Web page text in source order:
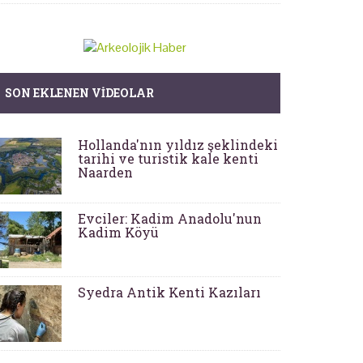
SON EKLENEN VIDEOLAR
Hollanda'nın yıldız şeklindeki
tarihi ve turistik kale kenti
Naarden
Evciler: Kadim Anadolu'nun
Kadim Köyü
Syedra Antik Kenti Kazıları